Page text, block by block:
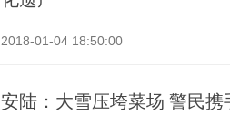
2018-01-04 18:50:00
安陆：大雪压垮菜场 警民携